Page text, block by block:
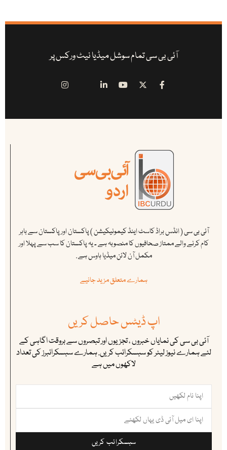
آئی بی سی تمام سوشل میڈیا نیٹ ورکس پر
آئی بی سی ( انڈس براڈ کاسٹ اینڈ کیمونیکیشن ) پاکستان اور پاکستان سے باہر
کام کرنے والے ممتاز صحافیوں کا منصوبہ ہے ۔ یہ پاکستان کا سب سے پہلا اور
مکمل آن لائن میڈیا ہاوس ہے .
ہمارے متعلق مزید جانیے
اپ ڈیٹس حاصل کریں
آئی بی سی کی نمایاں خبروں ، تجزیوں اور تبصروں سے بروقت اگاہی کے
لئے ہمارے نیوز لیٹر کو سبسکرائب کریں. ہمارے سبسکرائبرز کی تعداد
لاکھوں میں ہے
سبسکرائب کریں